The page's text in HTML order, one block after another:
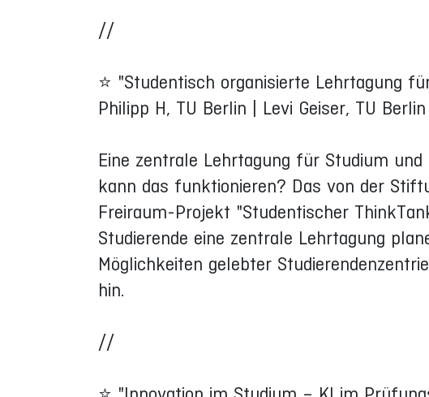
//
⭐ "Studentisch organisierte Lehrtagung
Philipp H, TU Berlin | Levi Geiser, TU Berlin
Eine zentrale Lehrtagung für Studium
kann das funktionieren? Das von der
Freiraum-Projekt "Studentischer
Studierende eine zentrale Lehrtagung
Möglichkeiten gelebter
hin.
//